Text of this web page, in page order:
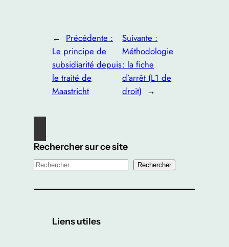
← Précédente :
Le principe de
subsidiarité depuis
le traité de
Maastricht
Suivante :
Méthodologie
: la fiche
d’arrêt (L1 de
droit) →
Rechercher sur ce site
R
c
Rechercher
Liens utiles